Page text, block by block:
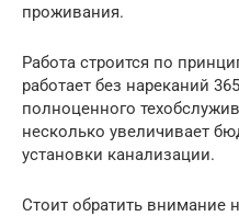
проживания.
Работа строится по
работает без нареканий
полноценного
несколько увеличивает
установки канализации.
Стоит обратить внимание